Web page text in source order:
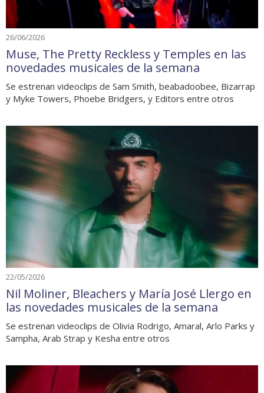
26/06/2026
Muse, The Pretty Reckless y Temples en las
novedades musicales de la semana
Se estrenan videoclips de Sam Smith, beabadoobee, Bizarrap
y Myke Towers, Phoebe Bridgers, y Editors entre otros
22/05/2026
Nil Moliner, Bleachers y María José Llergo en
las novedades musicales de la semana
Se estrenan videoclips de Olivia Rodrigo, Amaral, Arlo Parks y
Sampha, Arab Strap y Kesha entre otros